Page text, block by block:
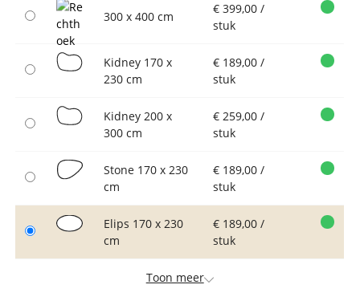
300 x 400 cm
€ 399,00 /
stuk
Kidney 170 x
230 cm
€ 189,00 /
stuk
Kidney 200 x
300 cm
€ 259,00 /
stuk
Stone 170 x 230
cm
€ 189,00 /
stuk
Elips 170 x 230
cm
€ 189,00 /
stuk
Toon meer